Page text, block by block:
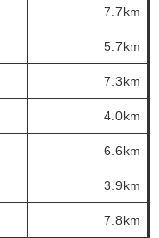
7.7km
5.7km
7.3km
4.0km
6.6km
3.9km
7.8km